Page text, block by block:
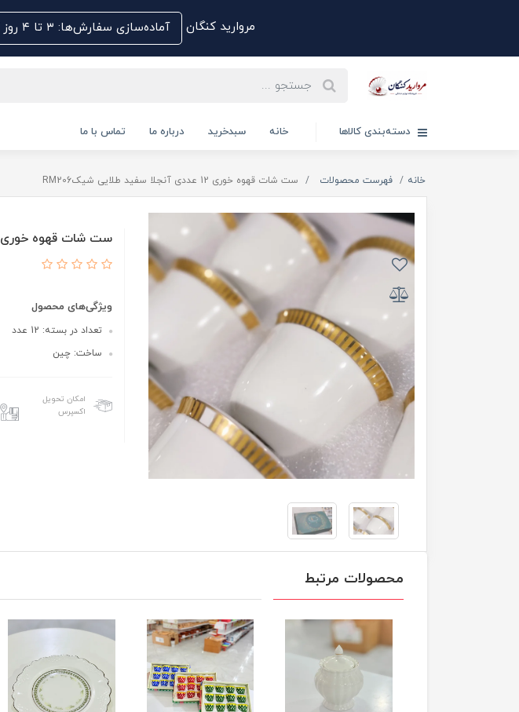
مروارید کنگان آماده‌سازی سفارش‌ها: ۳ تا ۴ روز کاری | پیگیری سفارش و راه‌های ارتباطی کلیک کنید
دسته‌بندی کالاها خانه سبدخرید درباره ما تماس با ما
خانه فهرست محصولات ست شات قهوه خوری 12 عددی آنجلا سفید طلایی شیکRM206
ست شات قهوه خوری 12 عددی آنجلا سفید طلایی شیکRM206
ویژگی‌های محصول
تعداد در بسته: 12 عدد
ساخت: چین
امکان تحویل
اکسپرس
محصولات مرتبط